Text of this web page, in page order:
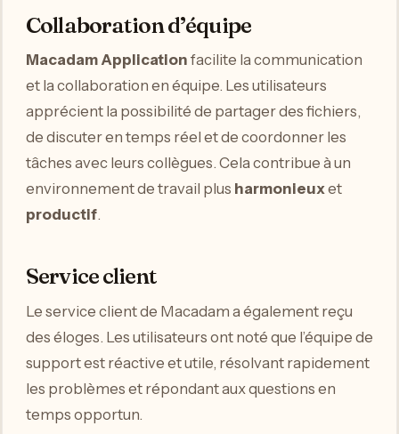
Collaboration d’équipe
Macadam Application facilite la communication
et la collaboration en équipe. Les utilisateurs
apprécient la possibilité de partager des fichiers,
de discuter en temps réel et de coordonner les
tâches avec leurs collègues. Cela contribue à un
environnement de travail plus harmonieuxet
productif.
Service client
Le service client de Macadam a également reçu
des éloges. Les utilisateurs ont noté que l’équipe de
support est réactive et utile, résolvant rapidement
les problèmes et répondant aux questions en
temps opportun.